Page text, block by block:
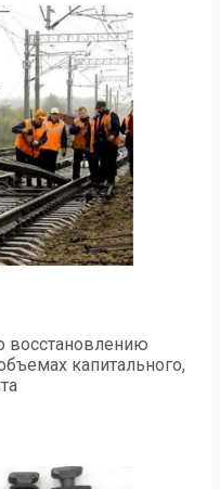
восстановлению
капитального,